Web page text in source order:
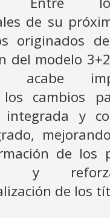
de su
originados
del modelo
los cambios
y
de los
y
de los